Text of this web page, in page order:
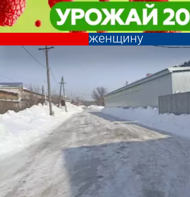
В Кузнецке
после
женщину
ПроисшествияВ Кузнецке
после
женщину
Происшествия
Другие
по теме
Погода и
валют в